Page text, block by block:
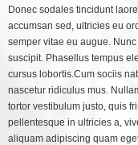
Donec sodales tincidunt
accumsan sed, ultricies eu
semper vitae eu augue.
suscipit. Phasellus tempus
cursus lobortis.Cum sociis
nascetur ridiculus mus.
tortor vestibulum justo, quis
pellentesque in ultricies a,
aliquam adipiscing quam